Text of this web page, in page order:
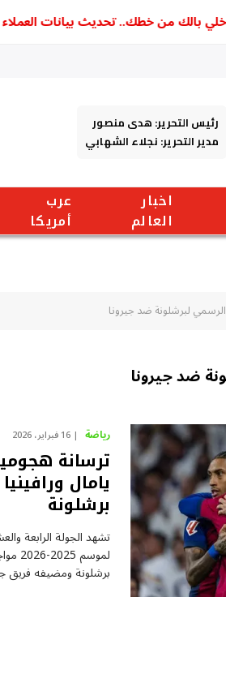
بالك من خطك.. تحديث بيانات العملاء
رئيس التحرير: هدى منصور
مدير التحرير: نجلاء الشهابي
اخبار
العالم
عرب
أمريكا
لبرشلونة ضد جيرونا
ضد جيرونا
رياضة 16 فبراير، 2026
ترسانة
يامال
برشلونة
تشهد الجولة الرابعة
برشلونة ومضيفه فريق